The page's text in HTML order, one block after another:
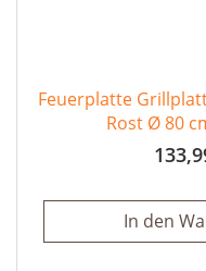
Feuerplatte
Rost Ø 80
In den